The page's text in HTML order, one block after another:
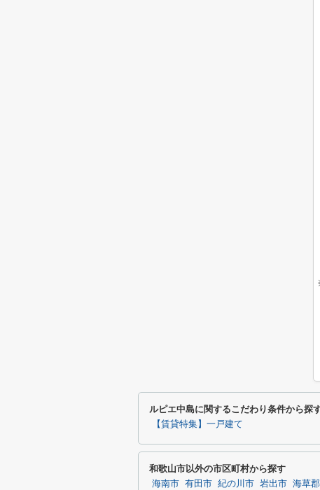
ルピエ中島に関するこだわり条件から探
【賃貸特集】一戸建て
和歌山市以外の市区町村から探す
海南市 有田市 紀の川市 岩出市 海草郡